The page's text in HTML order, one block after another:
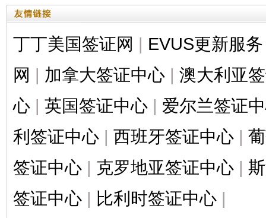
丁丁美国签证网 | EVUS更新服务
网 | 加拿大签证中心 | 澳大利亚
心 | 英国签证中心 | 爱尔兰签证
利签证中心 | 西班牙签证中心 |
签证中心 | 克罗地亚签证中心 |
签证中心 | 比利时签证中心 |